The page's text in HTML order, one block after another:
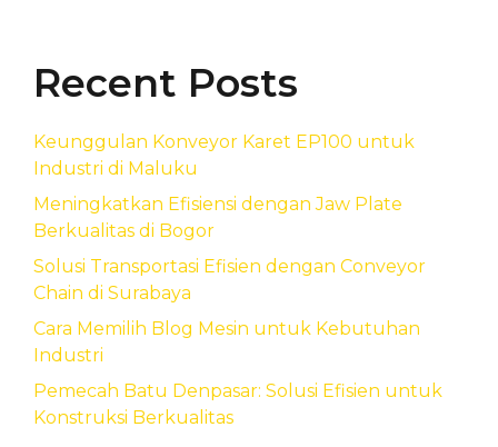
Recent Posts
Keunggulan Konveyor Karet EP100 untuk
Industri di Maluku
Meningkatkan Efisiensi dengan Jaw Plate
Berkualitas di Bogor
Solusi Transportasi Efisien dengan Conveyor
Chain di Surabaya
Cara Memilih Blog Mesin untuk Kebutuhan
Industri
Pemecah Batu Denpasar: Solusi Efisien untuk
Konstruksi Berkualitas